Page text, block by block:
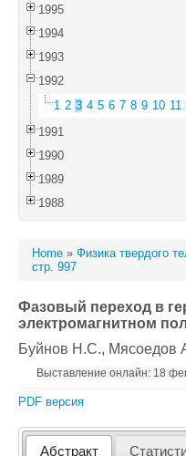
1995
1994
1993
1992
1 2 3 4 5 6 7 8 9 10 11
1991
1990
1989
1988
Home » Физика твердого
стр. 997
Фазовый переход в
электромагнитном
Буйнов Н.С., Мясоедов
Выставление онлайн: 18
PDF версия
Абстракт